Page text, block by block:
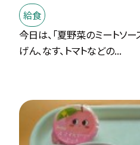
給食
今日は、「夏野菜のミートソー
げん、なす、トマトなどの...